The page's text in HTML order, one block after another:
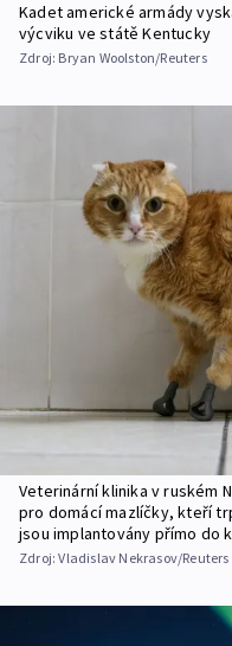
Kadet americké armády
výcviku ve státě Kentucky
Zdroj: Bryan Woolston/Reuters
Veterinární klinika v ruském
pro domácí mazlíčky, kteří
jsou implantovány přímo do
Zdroj:Vladislav Nekrasov/Reuters